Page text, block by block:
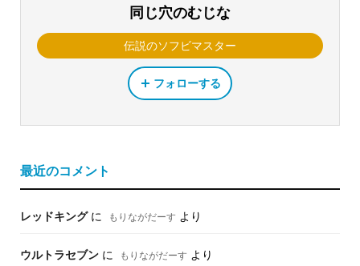
同じ穴のむじな
伝説のソフビマスター
フォローする
最近のコメント
レッドキングに もりながだーす より
ウルトラセブンに もりながだーす より